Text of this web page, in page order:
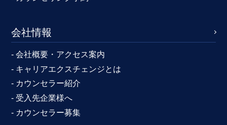
会社情報
- 会社概要・アクセス案内
- キャリアエクスチェンジとは
- カウンセラー紹介
- 受入先企業様へ
- カウンセラー募集